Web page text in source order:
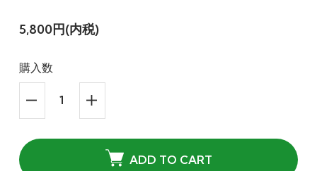
5,800円(内税)
購入数
ADD TO CART